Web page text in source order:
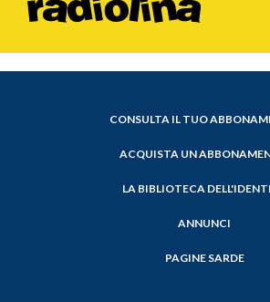
CONSULTA IL TUO
ACQUISTA UN
LA BIBLIOTECA
ANNUNCI
PAGINE SARDE